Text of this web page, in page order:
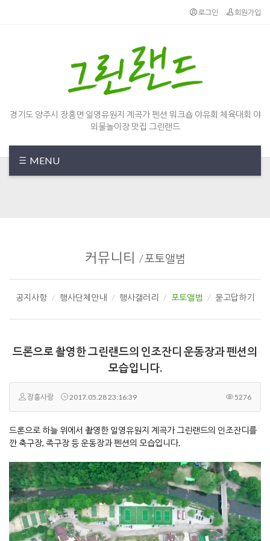
로그인 회원가입
경기도 양주시 장흥면 일영유원지 계곡가 펜션 워크숍 야유회 체육대회 야
외물놀이장 맛집 그린랜드
MENU
커뮤니티 /포토앨범
공지사항 행사단체안내 행사갤러리 포토앨범 묻고답하기
드론으로 촬영한 그린랜드의 인조잔디 운동장과 펜션의
모습입니다.
장흥사랑 2017.05.28 23:16:39 5276
드론으로 하늘 위에서 촬영한 일영유원지 계곡가 그린랜드의 인조잔디를
깐 축구장, 족구장 등 운동장과 펜션의 모습입니다.